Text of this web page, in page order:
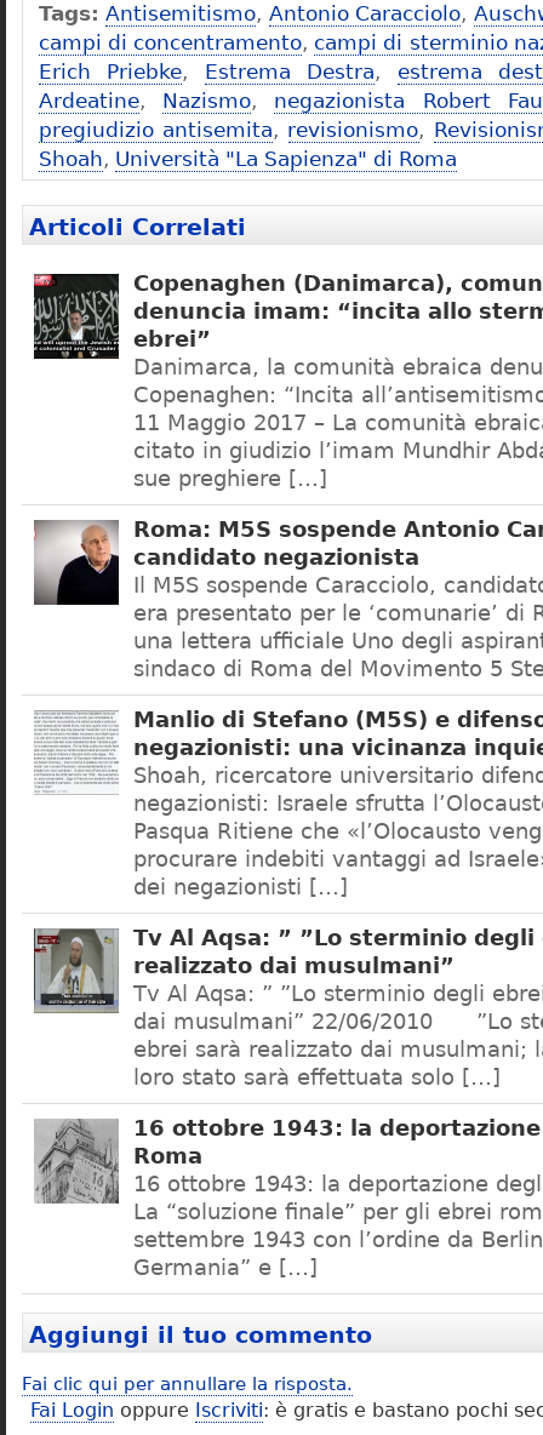
Tags: Antisemitismo, Antonio Caracciolo,
campi di concentramento, campi di sterminio
Erich Priebke, Estrema Destra, estrema
Ardeatine, Nazismo, negazionista Robert
pregiudizio antisemita, revisionismo,
Shoah, Università "La Sapienza" di Roma
Articoli Correlati
Copenaghen (Danimarca),
denuncia imam: “incita allo
ebrei”
Danimarca, la comunità ebraica
Copenaghen: “Incita
11 Maggio 2017 – La comunità
citato in giudizio l’imam Mundhir
sue preghiere […]
Roma: M5S sospende Antonio
candidato negazionista
Il M5S sospende Caracciolo,
era presentato per le ‘comunarie’ di
una lettera ufficiale Uno degli
sindaco di Roma del Movimento 5
Manlio di Stefano (M5S) e
negazionisti: una vicinanza
Shoah, ricercatore universitario
negazionisti: Israele sfrutta
Pasqua Ritiene che «l’Olocausto
procurare indebiti vantaggi ad
dei negazionisti […]
Tv Al Aqsa: ” ”Lo sterminio degli
realizzato dai musulmani”
Tv Al Aqsa: ” ”Lo sterminio degli
dai musulmani” 22/06/2010 ”Lo
ebrei sarà realizzato dai musulmani;
loro stato sarà effettuata solo […]
16 ottobre 1943: la
Roma
16 ottobre 1943: la deportazione
La “soluzione finale” per gli ebrei
settembre 1943 con l’ordine da
Germania” e […]
Aggiungi il tuo commento
Fai clic qui per annullare la risposta.
Fai Login oppure Iscriviti: è gratis e bastano pochi